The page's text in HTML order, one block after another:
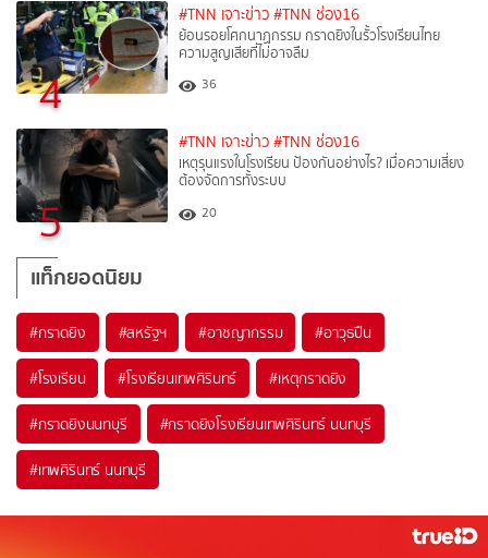
4
#TNN เจาะข่าว #TNN ช่อง16
ย้อนรอยโศกนาฏกรรม กราดยิงในรั้วโรงเรียนไทย
ความสูญเสียที่ไม่อาจลืม
36
5
#TNN เจาะข่าว #TNN ช่อง16
เหตุรุนแรงในโรงเรียน ป้องกันอย่างไร? เมื่อความเสี่ยง
ต้องจัดการทั้งระบบ
20
แท็กยอดนิยม
#กราดยิง #สหรัฐฯ #อาชญากรรม #อาวุธปืน
#โรงเรียน #โรงเรียนเทพศิรินทร์ #เหตุกราดยิง
#กราดยิงนนทบุรี #กราดยิงโรงเรียนเทพศิรินทร์ นนทบุรี
#เทพศิรินทร์ นนทบุรี